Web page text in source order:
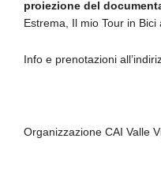
proiezione del
Estrema, Il mio Tour in Bici
Info e prenotazioni
Organizzazione CAI Valle